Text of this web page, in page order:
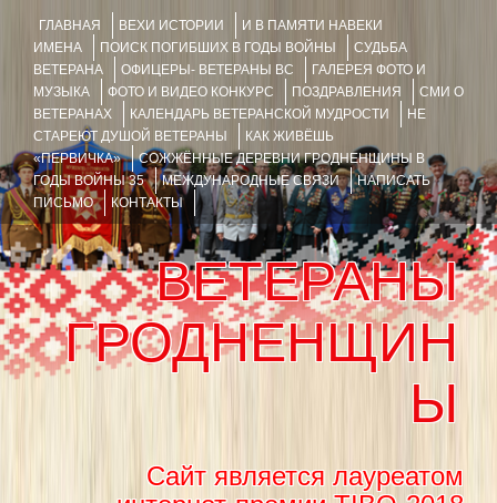
ГЛАВНАЯ ВЕХИ ИСТОРИИ
И В ПАМЯТИ НАВЕКИ
ИМЕНА
ПОИСК ПОГИБШИХ В ГОДЫ ВОЙНЫ
СУДЬБА
ВЕТЕРАНА
ОФИЦЕРЫ- ВЕТЕРАНЫ ВС
ГАЛЕРЕЯ ФОТО И
МУЗЫКА
ФОТО И ВИДЕО КОНКУРС ПОЗДРАВЛЕНИЯ
СМИ О
ВЕТЕРАНАХ
КАЛЕНДАРЬ ВЕТЕРАНСКОЙ МУДРОСТИ
НЕ
СТАРЕЮТ ДУШОЙ ВЕТЕРАНЫ
КАК ЖИВЁШЬ
«ПЕРВИЧКА»
СОЖЖЁННЫЕ ДЕРЕВНИ ГРОДНЕНЩИНЫ В
ГОДЫ ВОЙНЫ 35
МЕЖДУНАРОДНЫЕ СВЯЗИ
НАПИСАТЬ
ПИСЬМО
КОНТАКТЫ
ВЕТЕРАНЫ
ГРОДНЕНЩИН
Ы
Сайт является лауреатом